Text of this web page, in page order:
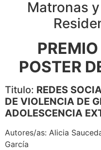
Matronas
POSTER
Titulo: REDES
DE VIOLENCIA DE
ADOLESCENCIA
Autores/as: Alicia
García